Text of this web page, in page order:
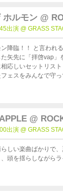
ホルモン @
出演 @ GRASS
ートはいつもの「コンバイン」では無か
矢先に「拝啓vap
をかましてる人たちもルールを守りながら演奏に夢中！！長
ェスをみんなで守
@
出演 @ GRASS
しい楽曲ばかりで
頭を揺らしながら